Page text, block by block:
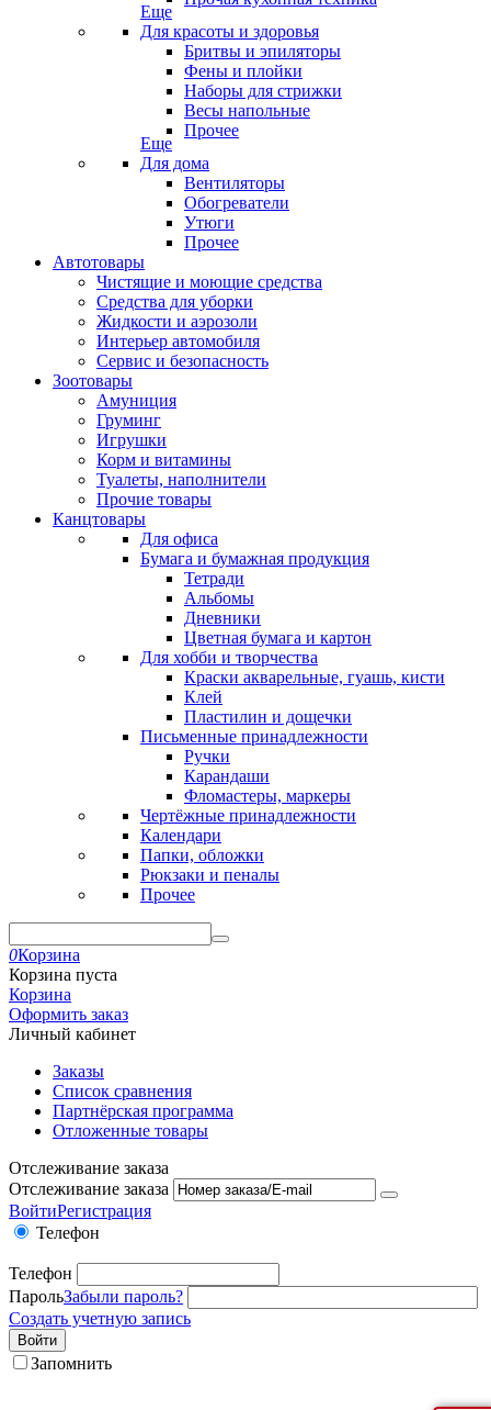
Еще
Для красоты и здоровья
Бритвы и эпиляторы
Фены и плойки
Наборы для стрижки
Весы напольные
Прочее
Еще
Для дома
Вентиляторы
Обогреватели
Утюги
Прочее
Автотовары
Чистящие и моющие средства
Средства для уборки
Жидкости и аэрозоли
Интерьер автомобиля
Сервис и безопасность
Зоотовары
Амуниция
Груминг
Игрушки
Корм и витамины
Туалеты, наполнители
Прочие товары
Канцтовары
Для офиса
Бумага и бумажная продукция
Тетради
Альбомы
Дневники
Цветная бумага и картон
Для хобби и творчества
Краски акварельные, гуашь, кисти
Клей
Пластилин и дощечки
Письменные принадлежности
Ручки
Карандаши
Фломастеры, маркеры
Чертёжные принадлежности
Календари
Папки, обложки
Рюкзаки и пеналы
Прочее
0Корзина
Корзина пуста
Корзина
Оформить заказ
Личный кабинет
Заказы
Список сравнения
Партнёрская программа
Отложенные товары
Отслеживание заказа
Отслеживание заказа
ВойтиРегистрация
Телефон
Телефон
ПарольЗабыли пароль?
Создать учетную запись
Войти
Запомнить